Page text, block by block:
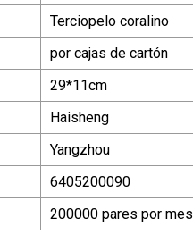
Terciopelo coralino
por cajas de cartón
29*11cm
Haisheng
Yangzhou
6405200090
200000 pares por mes